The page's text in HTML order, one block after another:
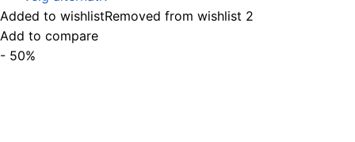
var:
kr179,00.
er:
Added to wishlistRemoved from wishlist 2
Add to compare
- 50%